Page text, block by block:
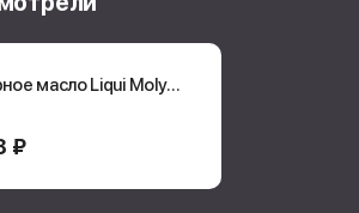
масло Liqui Moly
High Tech 4л.
₽